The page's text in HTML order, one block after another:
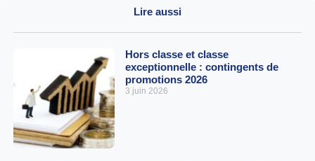
Lire aussi
Hors classe et classe
exceptionnelle : contingents de
promotions 2026
3 juin 2026